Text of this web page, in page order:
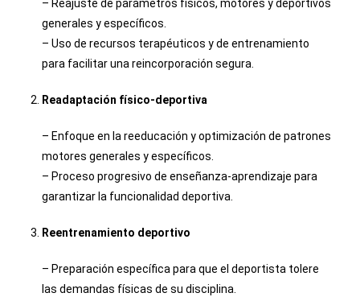
– Reajuste de parámetros físicos, motores y deportivos
generales y específicos.
– Uso de recursos terapéuticos y de entrenamiento
para facilitar una reincorporación segura.
Readaptación físico-deportiva
– Enfoque en la reeducación y optimización de patrones
motores generales y específicos.
– Proceso progresivo de enseñanza-aprendizaje para
garantizar la funcionalidad deportiva.
Reentrenamiento deportivo
– Preparación específica para que el deportista tolere
las demandas físicas de su disciplina.